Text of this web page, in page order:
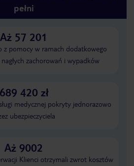
pełni
Aż 57 201
z pomocy w ramach dodatkowego
zachorowań i wypadków
689 420 zł
medycznej pokryty jednorazowo
ubezpieczyciela
Aż 9002
Klienci otrzymali zwrot kosztów